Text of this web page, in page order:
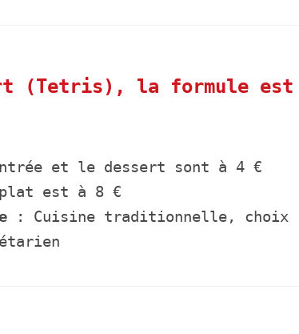
(Tetris), la formule est
et le dessert sont à 4 €
plat est à 8 €
: Cuisine traditionnelle, choix